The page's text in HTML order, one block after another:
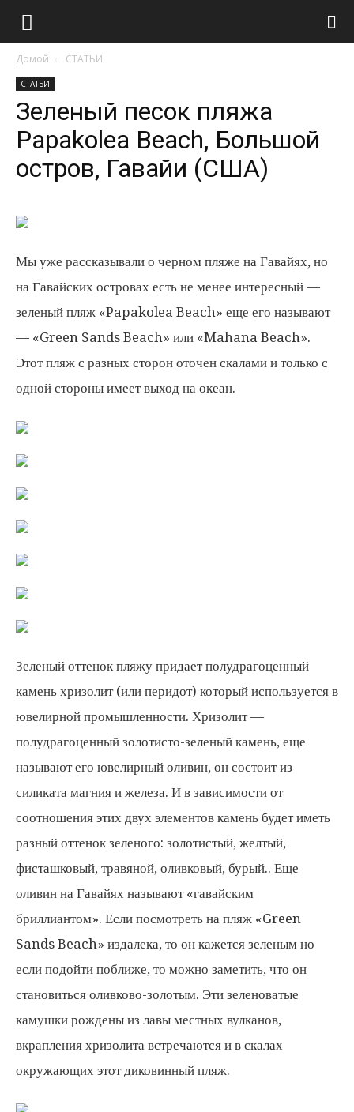
Домой СТАТЬИ
СТАТЬИ
Зеленый песок пляжа
Papakolea Beach, Большой
остров, Гавайи (США)
Мы уже рассказывали о черном пляже на Гавайях, но
на Гавайских островах есть не менее интересный —
зеленый пляж «Papakolea Beach» еще его называют
— «Green Sands Beach» или «Mahana Beach».
Этот пляж с разных сторон оточен скалами и только с
одной стороны имеет выход на океан.
Зеленый оттенок пляжу придает полудрагоценный
камень хризолит (или перидот) который используется в
ювелирной промышленности. Хризолит —
полудрагоценный золотисто-зеленый камень, еще
называют его ювелирный оливин, он состоит из
силиката магния и железа. И в зависимости от
соотношения этих двух элементов камень будет иметь
разный оттенок зеленого: золотистый, желтый,
фисташковый, травяной, оливковый, бурый.. Еще
оливин на Гавайях называют «гавайским
бриллиантом». Если посмотреть на пляж «Green
Sands Beach» издалека, то он кажется зеленым но
если подойти поближе, то можно заметить, что он
становиться оливково-золотым. Эти зеленоватые
камушки рождены из лавы местных вулканов,
вкрапления хризолита встречаются и в скалах
окружающих этот диковинный пляж.